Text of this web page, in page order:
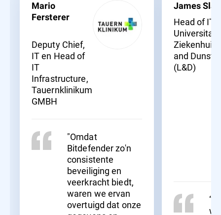
Mario
Fersterer
Deputy Chief,
IT en Head of
IT
Infrastructure,
Tauernklinikum
GMBH
"Omdat
Bitdefender zo'n
consistente
beveiliging en
veerkracht biedt,
waren we ervan
overtuigd dat onze
James
Head of IT,
Universitair
Ziekenhuis
and
(L&D)